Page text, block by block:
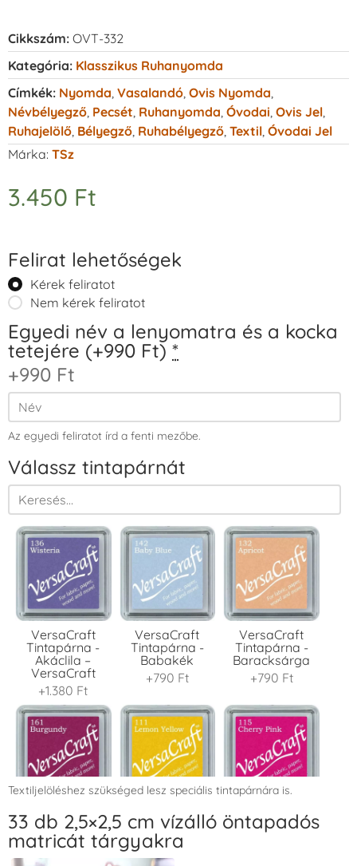
Cikkszám: OVT-332
Kategória: Klasszikus Ruhanyomda
Címkék: Nyomda Vasalandó Ovis Nyomda
Névbélyegző Pecsét Ruhanyomda Óvodai Ovis Jel
Ruhajelölő Bélyegző Ruhabélyegző Textil Óvodai Jel
Márka: TSz
3.450 Ft
Felirat lehetőségek
Kérek feliratot
Nem kérek feliratot
Egyedi név a lenyomatra és a kocka
tetejére (+990 Ft) *
+990 Ft
Az egyedi feliratot írd a fenti mezőbe.
Válassz tintapárnát
VersaCraft
Tintapárna -
Akáclila –
VersaCraft
+1.380 Ft
VersaCraft
Tintapárna -
Babakék
+790 Ft
VersaCraft
Tintapárna -
Baracksárga
+790 Ft
VersaCraft
Tintapárna -
Bordó
+1.380 Ft
VersaCraft
Tintapárna -
Citromsárga
+1.380 Ft
VersaCraft
Tintapárna -
Textiljelöléshez szükséged lesz speciális tintapárnára is.
33 db 2,5×2,5 cm vízálló öntapadós
matricát tárgyakra